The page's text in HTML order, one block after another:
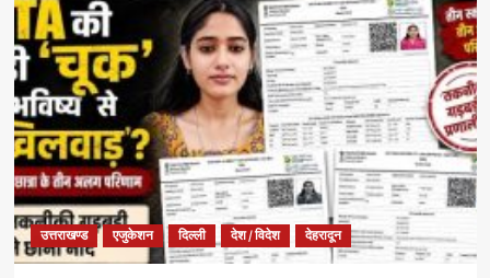
उत्तराखण्ड एजुकेशन दिल्ली देश / विदेश देहरादून